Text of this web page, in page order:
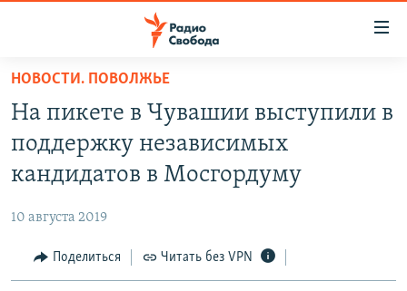
упрощенного
доступа
основному
Вернутся
АВТОРСКИЕ ПРОЕКТЫ
МНЕНИЯ
КУЛЬТУРА
НОВОСТИ. ПОВОЛЖЬЕ
На пикете в Чувашии выступили в
поддержку независимых
кандидатов в Мосгордуму
10 августа 2019
Поделиться Читать без VPN